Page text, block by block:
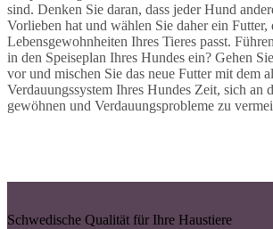
sind. Denken Sie daran, dass jeder Hund
Vorlieben hat und wählen Sie daher ein Futter,
Lebensgewohnheiten Ihres Tieres passt.
in den Speiseplan Ihres Hundes ein? Gehen
vor und mischen Sie das neue Futter mit dem
Verdauungssystem Ihres Hundes Zeit, sich an
gewöhnen und Verdauungsprobleme zu
Schwedische Qualität für Ihre Haustiere